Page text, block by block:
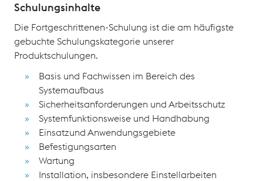
Schulungsinhalte
Die Fortgeschrittenen-Schulung ist die am häufigste
gebuchte Schulungskategorie unserer
Produktschulungen.
Basis und Fachwissen im Bereich des
Systemaufbaus
Sicherheitsanforderungen und Arbeitsschutz
Systemfunktionsweise und Handhabung
Einsatzund Anwendungsgebiete
Befestigungsarten
Wartung
Installation, insbesondere Einstellarbeiten